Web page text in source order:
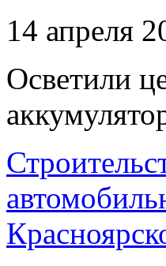
14 апреля
Осветили